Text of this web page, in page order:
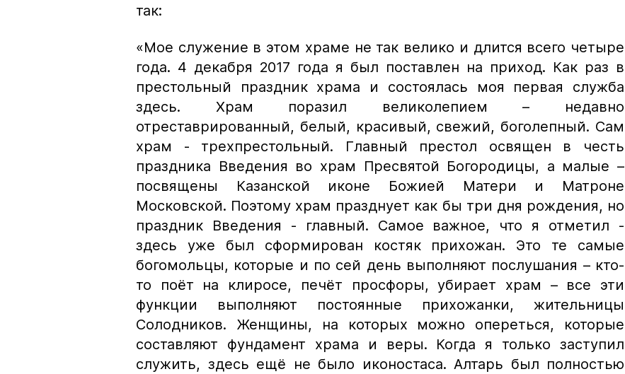
так:
«Мое служение в этом храме не так велико и длится всего четыре
года. 4 декабря 2017 года я был поставлен на приход. Как раз в
престольный праздник храма и состоялась моя первая служба
здесь. Храм поразил великолепием – недавно
отреставрированный, белый, красивый, свежий, боголепный. Сам
храм - трехпрестольный. Главный престол освящен в честь
праздника Введения во храм Пресвятой Богородицы, а малые –
посвящены Казанской иконе Божией Матери и Матроне
Московской. Поэтому храм празднует как бы три дня рождения, но
праздник Введения - главный. Самое важное, что я отметил -
здесь уже был сформирован костяк прихожан. Это те самые
богомольцы, которые и по сей день выполняют послушания – кто-
то поёт на клиросе, печёт просфоры, убирает храм – все эти
функции выполняют постоянные прихожанки, жительницы
Солодников. Женщины, на которых можно опереться, которые
составляют фундамент храма и веры. Когда я только заступил
служить, здесь ещё не было иконостаса. Алтарь был полностью